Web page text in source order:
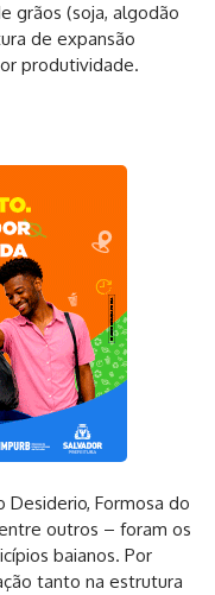
grãos (soja, algodão
de expansão
produtividade.
Desiderio, Formosa do
outros – foram os
baianos. Por
tanto na estrutura